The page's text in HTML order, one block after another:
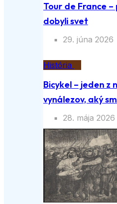
Tour de France
dobyli svet
29. júna 2026
História
Bicykel – jeden z
vynálezov, aký
28. mája 2026